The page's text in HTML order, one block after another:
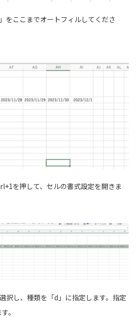
をここまでオートフィルしてくださ
を押して、セルの書式設定を開きま
択し、種類を「d」に指定します。指定
。